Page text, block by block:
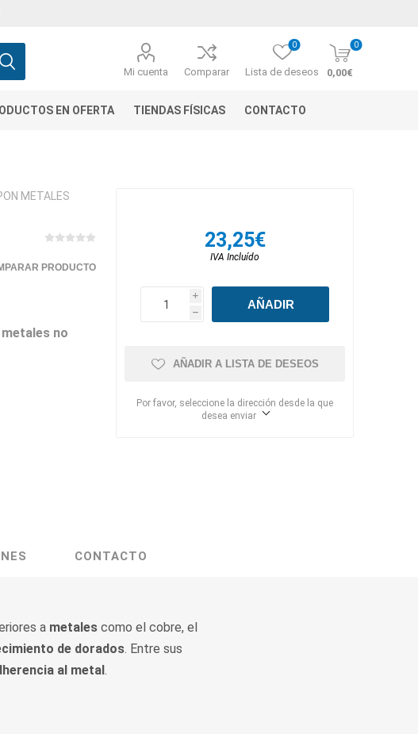
Mi cuenta Comparar Lista de deseos
0 0
0,00€
EN OFERTA TIENDAS FÍSICAS CONTACTO
METALES
PRODUCTO
metales no
23,25€
IVA Incluído
i
h
AÑADIR A LISTA DE DESEOS
Por favor, seleccione la dirección desde la que
desea enviar
CONTACTO
a metales como el cobre, el
de dorados. Entre sus
al metal.